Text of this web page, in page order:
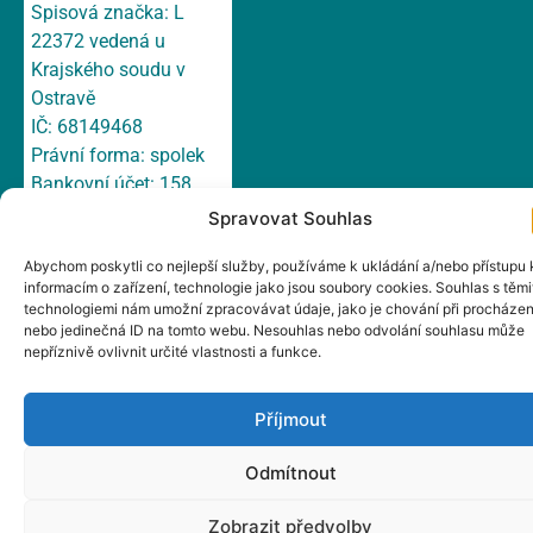
Spravovat Souhlas
Abychom poskytli co nejlepší služby, používáme k ukládání a/nebo přístupu
informacím o zařízení, technologie jako jsou soubory cookies. Souhlas s
technologiemi nám umožní zpracovávat údaje, jako je chování při
nebo jedinečná ID na tomto webu. Nesouhlas nebo odvolání souhlasu může
nepříznivě ovlivnit určité vlastnosti a funkce.
Příjmout
Odmítnout
Zobrazit předvolby
Spisová značka: L
22372 vedená u
Krajského soudu v
Ostravě
IČ: 68149468
Právní forma: spolek
Bankovní účet: 158
751 699/ 0300 ČSOB,
E-mail:irsts@irsts.cz
Datová schránka:
cn665wp
Adresa: Hlavní 147/1a,